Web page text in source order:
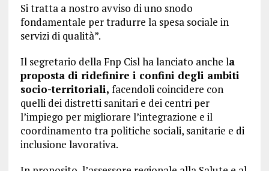
Si tratta a nostro avviso di uno snodo
fondamentale per tradurre la spesa sociale in
servizi di qualità”.
Il segretario della Fnp Cisl ha lanciato anche la
proposta di ridefinire i confini degli ambiti
socio-territoriali, facendoli coincidere con
quelli dei distretti sanitari e dei centri per
l’impiego per migliorare l’integrazione e il
coordinamento tra politiche sociali, sanitarie e di
inclusione lavorativa.